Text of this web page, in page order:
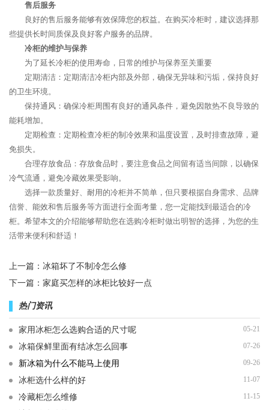
售后服务
良好的售后服务能够有效保障您的权益。在购买冷柜时，建议选择那
些提供长时间质保及良好客户服务的品牌。
冷柜的维护与保养
为了延长冷柜的使用寿命，日常的维护与保养至关重要
定期清洁：定期清洁冷柜内部及外部，确保无异味和污垢，保持良好
的卫生环境。
保持通风：确保冷柜周围有良好的通风条件，避免因散热不良导致的
能耗增加。
定期检查：定期检查冷柜的制冷效果和温度设置，及时排查故障，避
免损失。
合理存放食品：存放食品时，要注意食品之间留有适当间隙，以确保
冷气流通，避免冷藏效果受影响。
选择一款质量好、耐用的冷柜并不简单，但只要根据自身需求、品牌
信誉、能效和售后服务等方面进行全面考量，您一定能找到最适合的冷
柜。希望本文的介绍能够帮助您在选购冷柜时做出明智的选择，为您的生
活带来便利和舒适！
上一篇： 冰箱坏了不制冷怎么修
下一篇： 家庭买怎样的冰柜比较好一点
热门资讯
家用冰柜怎么选购合适的尺寸呢 05-21
冰箱保鲜里面有结冰怎么回事 07-26
新冰箱为什么不能马上使用 09-26
冰柜选什么样的好 11-07
冷藏柜怎么维修 11-15